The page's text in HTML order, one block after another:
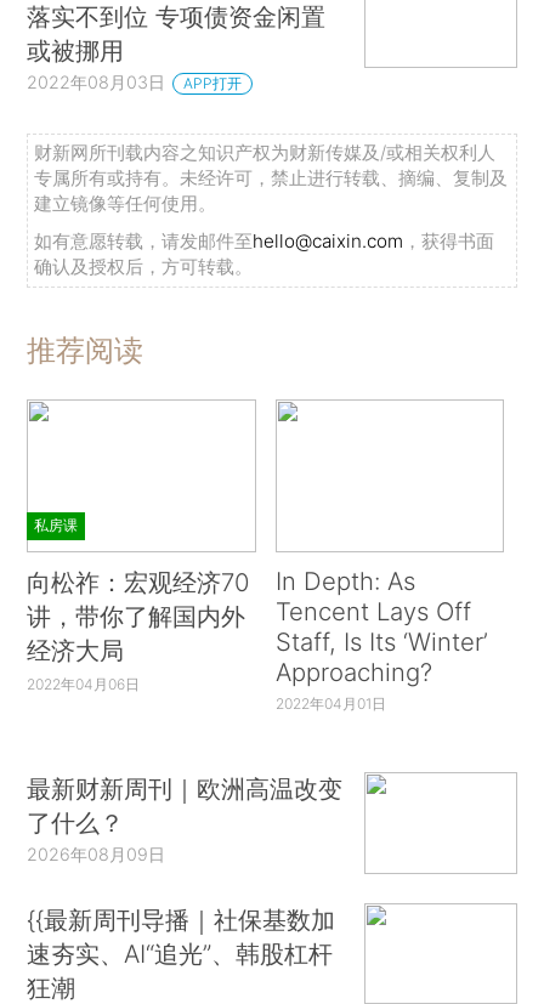
落实不到位 专项债资金闲置
或被挪用
2022年08月03日 APP打开
财新网所刊载内容之知识产权为财新传媒及/或相关权利人
专属所有或持有。未经许可，禁止进行转载、摘编、复制及
建立镜像等任何使用。
如有意愿转载，请发邮件至hello@caixin.com ，获得书面
确认及授权后，方可转载。
推荐阅读
私房课
向松祚：宏观经济70
讲，带你了解国内外
经济大局
2022年04月06日
In Depth: As
Tencent Lays Off
Staff, Is Its ‘Winter’
Approaching?
2022年04月01日
最新财新周刊｜欧洲高温改变
了什么？
2026年08月09日
{{最新周刊导播｜社保基数加
速夯实、AI“追光”、韩股杠杆
狂潮